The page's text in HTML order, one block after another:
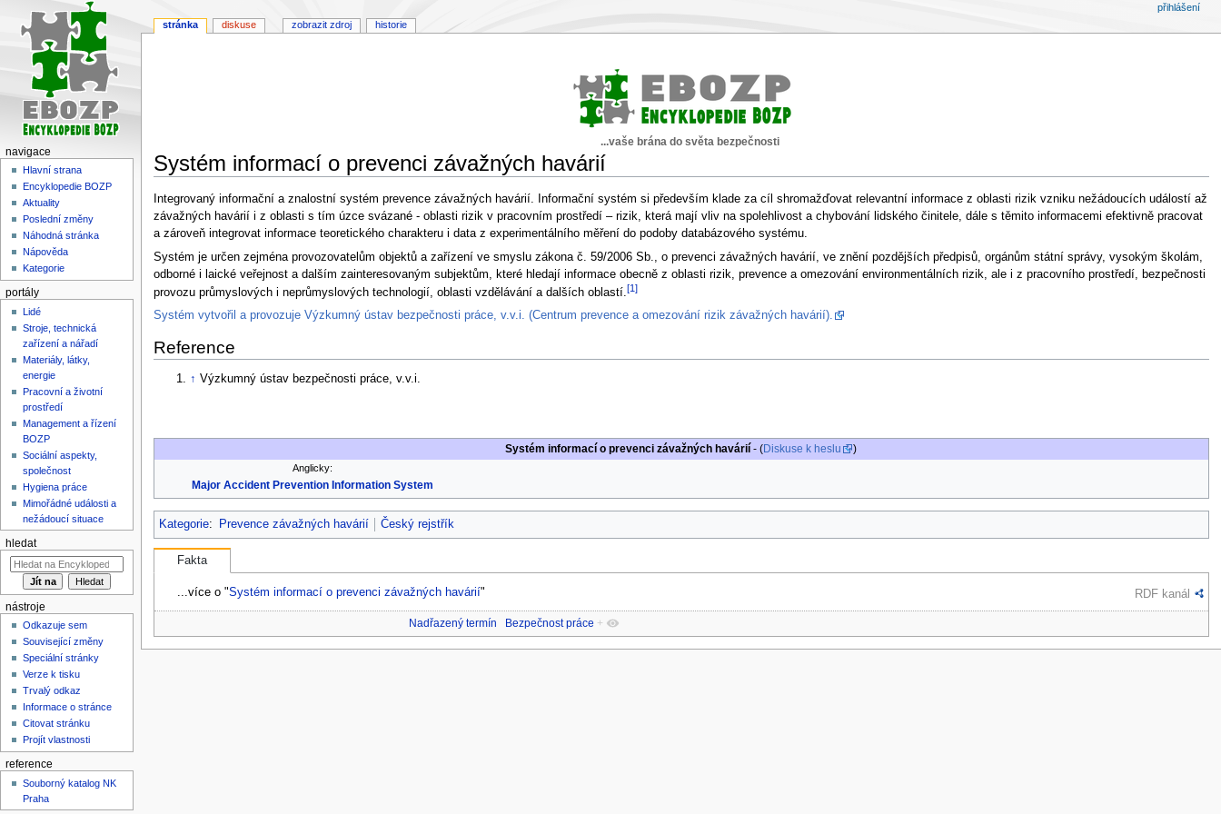
...vaše brána do světa bezpečnosti
Systém informací o prevenci závažných havárií
Skočit
na
navigaci
Skočit
na
vyhledávání
Integrovaný informační a znalostní systém prevence závažných havárií. Informační systém si především klade za cíl shromažďovat relevantní informace z oblasti rizik vzniku nežádoucích událostí až
závažných havárií i z oblasti s tím úzce svázané - oblasti rizik v pracovním prostředí – rizik, která mají vliv na spolehlivost a chybování lidského činitele, dále s těmito informacemi efektivně pracovat
a zároveň integrovat informace teoretického charakteru i data z experimentálního měření do podoby databázového systému.
Systém je určen zejména provozovatelům objektů a zařízení ve smyslu zákona č. 59/2006 Sb., o prevenci závažných havárií, ve znění pozdějších předpisů, orgánům státní správy, vysokým školám,
odborné i laické veřejnost a dalším zainteresovaným subjektům, které hledají informace obecně z oblasti rizik, prevence a omezování environmentálních rizik, ale i z pracovního prostředí, bezpečnosti
provozu průmyslových i neprůmyslových technologií, oblasti vzdělávání a dalších oblastí. [1]
Systém vytvořil a provozuje Výzkumný ústav bezpečnosti práce, v.v.i. (Centrum prevence a omezování rizik závažných havárií).
Reference
↑ Výzkumný ústav bezpečnosti práce, v.v.i.
Systém informací o prevenci závažných havárií - (Diskuse k heslu )
Anglicky:
Major Accident Prevention Information System
Kategorie: Prevence závažných havárií Český rejstřík
Fakta
...více o "Systém informací o prevenci závažných havárií" RDF kanál
Nadřazený termín Bezpečnost práce +
stránka diskuse zobrazit zdroj historie
přihlášení
navigace
Hlavní strana
Encyklopedie BOZP
Aktuality
Poslední změny
Náhodná stránka
Nápověda
Kategorie
portály
Lidé
Stroje, technická
zařízení a nářadí
Materiály, látky,
energie
Pracovní a životní
prostředí
Management a řízení
BOZP
Sociální aspekty,
společnost
Hygiena práce
Mimořádné události a
nežádoucí situace
hledat
nástroje
Odkazuje sem
Související změny
Speciální stránky
Verze k tisku
Trvalý odkaz
Informace o stránce
Citovat stránku
Projít vlastnosti
reference
Souborný katalog NK
Praha